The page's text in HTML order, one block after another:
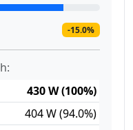
-15.0%
430 W (100%)
404 W (94.0%)